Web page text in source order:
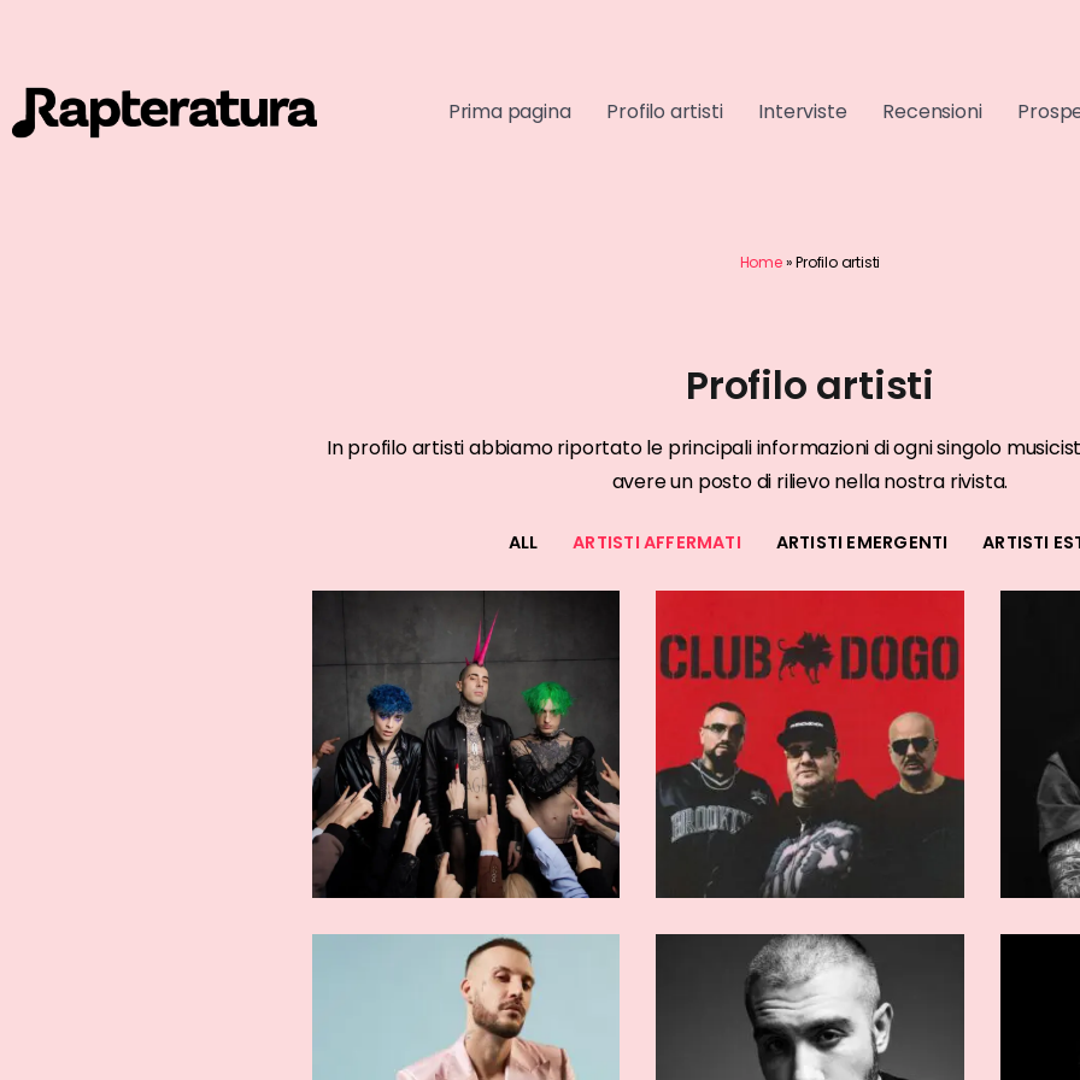
Prima pagina Profilo artisti Interviste Recensioni
Home»Profilo artisti
Profilo artisti
In profilo artisti abbiamo riportato le principali informazioni di ogni singolo
avere un posto di rilievo nella nostra rivista.
ALL ARTISTI AFFERMATI ARTISTI EMERGENTI ARTISTI
Club Dogo
ARTISTI AFFERMATI
Kaos
ARTISTI AFFERMATI
Mondo Marcio
ARTISTI AFFERMATI
Vacca